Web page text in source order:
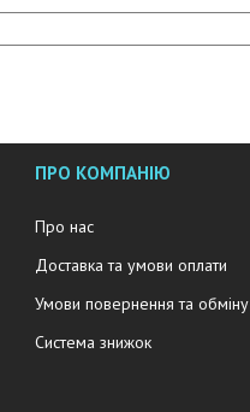
ПРО КОМПАНІЮ
Про нас
Доставка та умови оплати
Умови повернення та обміну
Система знижок